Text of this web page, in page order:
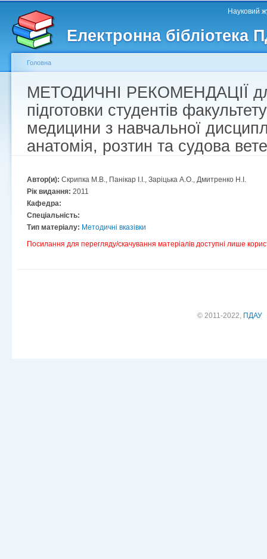
Електронна бібліотека
Головне меню Науковий
Другорядне меню
Ви є тут
Головна
МЕТОДИЧНІ РЕКОМЕНДАЦІЇ
підготовки студентів
медицини з навчальної
анатомія, розтин та судова
Автор(и): Скрипка М.В., Панікар І.І., Заріцька А.О., Дмитренко Н.І.
Рік видання: 2011
Кафедра:
Спеціальність:
Тип матеріалу: Методичні вказівки
Посилання для перегляду/скачування матеріалів доступні лише
© 2011-2022, ПДАУ